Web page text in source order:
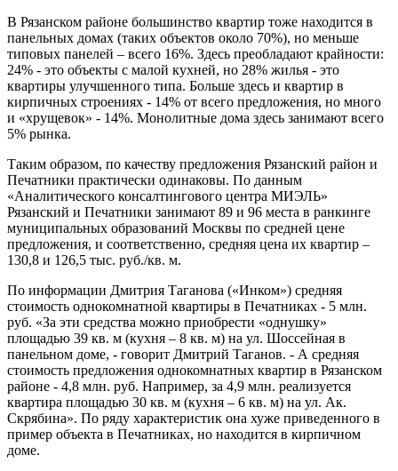
В Рязанском районе большинство квартир тоже находится в
панельных домах (таких объектов около 70%), но меньше
типовых панелей – всего 16%. Здесь преобладают крайности:
24% - это объекты с малой кухней, но 28% жилья - это
квартиры улучшенного типа. Больше здесь и квартир в
кирпичных строениях - 14% от всего предложения, но много
и «хрущевок» - 14%. Монолитные дома здесь занимают всего
5% рынка.
Таким образом, по качеству предложения Рязанский район и
Печатники практически одинаковы. По данным
«Аналитического консалтингового центра МИЭЛЬ»
Рязанский и Печатники занимают 89 и 96 места в ранкинге
муниципальных образований Москвы по средней цене
предложения, и соответственно, средняя цена их квартир –
130,8 и 126,5 тыс. руб./кв. м.
По информации Дмитрия Таганова («Инком») средняя
стоимость однокомнатной квартиры в Печатниках - 5 млн.
руб. «За эти средства можно приобрести «однушку»
площадью 39 кв. м (кухня – 8 кв. м) на ул. Шоссейная в
панельном доме, - говорит Дмитрий Таганов. - А средняя
стоимость предложения однокомнатных квартир в Рязанском
районе - 4,8 млн. руб. Например, за 4,9 млн. реализуется
квартира площадью 30 кв. м (кухня – 6 кв. м) на ул. Ак.
Скрябина». По ряду характеристик она хуже приведенного в
пример объекта в Печатниках, но находится в кирпичном
доме.